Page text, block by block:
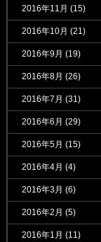
2016年11月 (15)
2016年10月 (21)
2016年9月 (19)
2016年8月 (26)
2016年7月 (31)
2016年6月 (29)
2016年5月 (15)
2016年4月 (4)
2016年3月 (6)
2016年2月 (5)
2016年1月 (11)